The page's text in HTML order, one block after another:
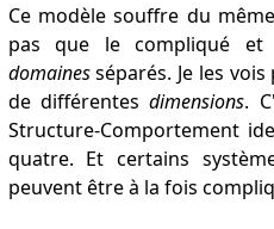
Ce modèle souffre du
pas que le compliqué et
domainesséparés. Je les
de différentesdimensions.
Structure-Comportement
quatre. Et certains
peuvent être à la fois